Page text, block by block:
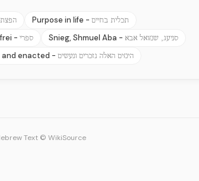
הפצת Purpose in life - תכלית בחיים
- ספרי Snieg, Shmuel Aba - סניעג, שמואל אבא
and enacted - הימים האלה נזכרים ונעשים
Text © WikiSource